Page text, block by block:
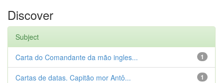
Discover
Subject
1
Carta do Comandante da mão ingles...
1
Cartas de datas. Capitão mor Antô...